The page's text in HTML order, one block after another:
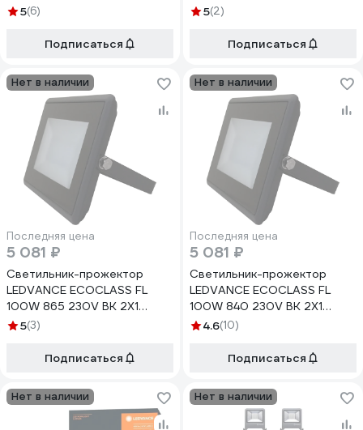
4058075421288
5(6)
Подписаться
4058075421325
5(2)
Подписаться
Нет в наличии
Последняя цена
5 081 ₽
Светильник-прожектор
LEDVANCE ECOCLASS FL
100W 865 230V BK 2X1
4058075183483
5(3)
Подписаться
Нет в наличии
Последняя цена
5 081 ₽
Светильник-прожектор
LEDVANCE ECOCLASS FL
100W 840 230V BK 2X1
4058075183469
4.6(10)
Подписаться
Нет в наличии Нет в наличии